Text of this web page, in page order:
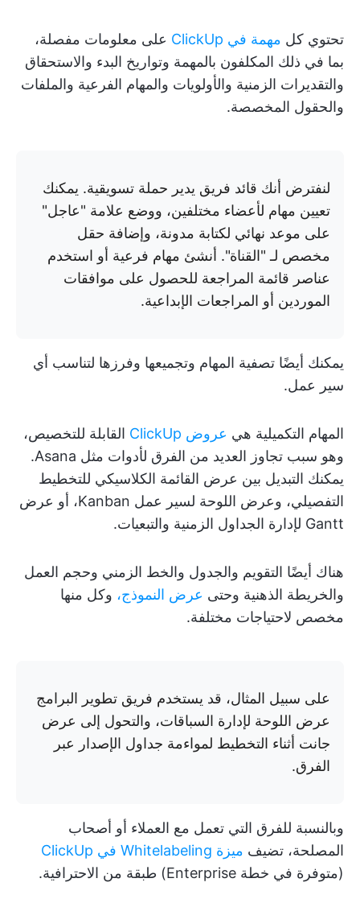
تحتوي كل مهمة في ClickUp
على معلومات مفصلة،
بما في ذلك المكلفون بالمهمة وتواريخ البدء والاستحقاق
والتقديرات الزمنية والأولويات والمهام الفرعية والملفات
والحقول المخصصة.
لنفترض أنك قائد فريق يدير حملة تسويقية. يمكنك
تعيين مهام لأعضاء مختلفين، ووضع علامة "عاجل"
على موعد نهائي لكتابة مدونة، وإضافة حقل
مخصص لـ "القناة". أنشئ مهام فرعية أو استخدم
عناصر قائمة المراجعة للحصول على موافقات
الموردين أو المراجعات الإبداعية.
يمكنك أيضًا تصفية المهام وتجميعها وفرزها لتناسب أي
سير عمل.
المهام التكميلية هي عروض ClickUp
القابلة للتخصيص،
وهو سبب تجاوز العديد من الفرق لأدوات مثل Asana.
يمكنك التبديل بين عرض القائمة الكلاسيكي للتخطيط
التفصيلي، وعرض اللوحة لسير عمل Kanban، أو عرض
Gantt لإدارة الجداول الزمنية والتبعيات.
هناك أيضًا التقويم والجدول والخط الزمني وحجم العمل
والخريطة الذهنية وحتى عرض النموذج، وكل منها
مخصص لاحتياجات مختلفة.
على سبيل المثال، قد يستخدم فريق تطوير البرامج
عرض اللوحة لإدارة السباقات، والتحول إلى عرض
جانت أثناء التخطيط لمواءمة جداول الإصدار عبر
الفرق.
وبالنسبة للفرق التي تعمل مع العملاء أو أصحاب
المصلحة، تضيف ميزة Whitelabeling في ClickUp
(متوفرة في خطة Enterprise) طبقة من الاحترافية.